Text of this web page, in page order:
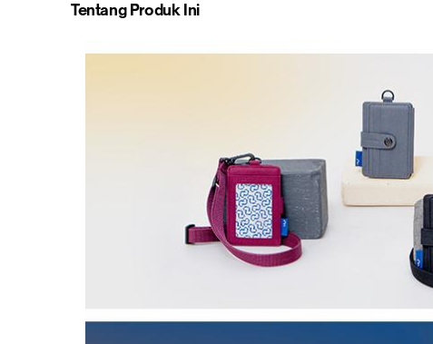
Tentang Produk Ini